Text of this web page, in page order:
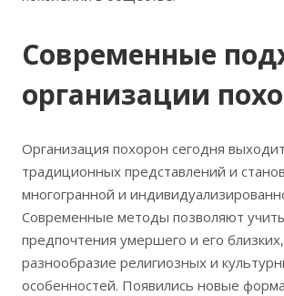
Современные
организации
Организация похорон сегодня
традиционных представлений и
многогранной и
Современные методы позволяют
предпочтения умершего и его
разнообразие религиозных и
особенностей. Появились новые